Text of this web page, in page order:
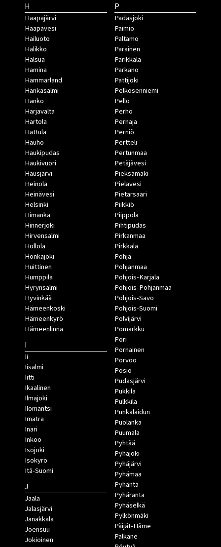
H
Haapajärvi
Haapavesi
Hailuoto
Halikko
Halsua
Hamina
Hammarland
Hankasalmi
Hanko
Harjavalta
Hartola
Hattula
Hauho
Haukipudas
Haukivuori
Hausjärvi
Heinola
Heinävesi
Helsinki
Himanka
Hinnerjoki
Hirvensalmi
Hollola
Honkajoki
Huittinen
Humppila
Hyrynsalmi
Hyvinkää
Hämeenkoski
Hämeenkyrö
Hämeenlinna
I
Ii
Iisalmi
Iitti
Ikaalinen
Ilmajoki
Ilomantsi
Imatra
Inari
Inkoo
Isojoki
Isokyrö
Itä-Suomi
J
Jaala
Jalasjärvi
Janakkala
Joensuu
Jokioinen
P
Padasjoki
Paimio
Paltamo
Parainen
Parikkala
Parkano
Pattijoki
Pelkosenniemi
Pello
Perho
Pernaja
Perniö
Pertteli
Pertunmaa
Petäjävesi
Pieksämäki
Pielavesi
Pietarsaari
Piikkiö
Piippola
Pihtipudas
Pirkanmaa
Pirkkala
Pohja
Pohjanmaa
Pohjois-Karjala
Pohjois-Pohjanmaa
Pohjois-Savo
Pohjois-Suomi
Polvijärvi
Pomarkku
Pori
Pornainen
Porvoo
Posio
Pudasjärvi
Pukkila
Pulkkila
Punkalaidun
Puolanka
Puumala
Pyhtää
Pyhäjoki
Pyhäjärvi
Pyhämaa
Pyhäntä
Pyhäranta
Pyhäselkä
Pylkönmäki
Päijät-Häme
Pälkäne